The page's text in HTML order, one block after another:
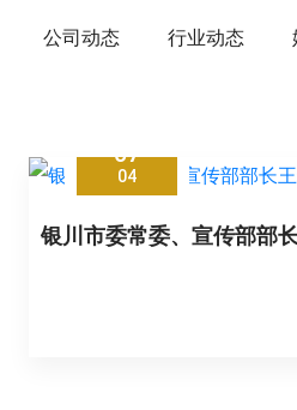
公司动态 行业动态
07
04
银川市委常委、宣传部部